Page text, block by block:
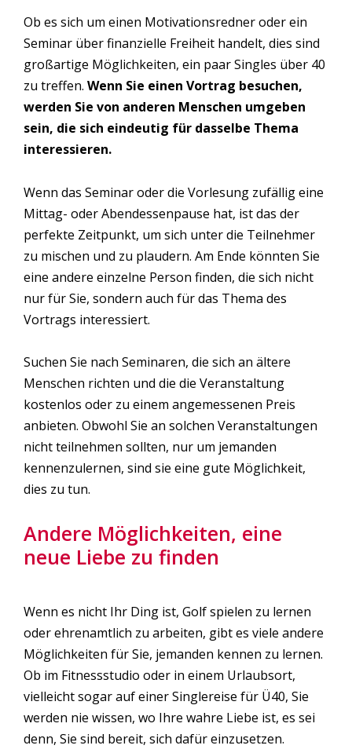
Ob es sich um einen Motivationsredner oder ein
Seminar über finanzielle Freiheit handelt, dies sind
großartige Möglichkeiten, ein paar Singles über 40
zu treffen. Wenn Sie einen Vortrag besuchen,
werden Sie von anderen Menschen umgeben
sein, die sich eindeutig für dasselbe Thema
interessieren.
Wenn das Seminar oder die Vorlesung zufällig eine
Mittag- oder Abendessenpause hat, ist das der
perfekte Zeitpunkt, um sich unter die Teilnehmer
zu mischen und zu plaudern. Am Ende könnten Sie
eine andere einzelne Person finden, die sich nicht
nur für Sie, sondern auch für das Thema des
Vortrags interessiert.
Suchen Sie nach Seminaren, die sich an ältere
Menschen richten und die die Veranstaltung
kostenlos oder zu einem angemessenen Preis
anbieten. Obwohl Sie an solchen Veranstaltungen
nicht teilnehmen sollten, nur um jemanden
kennenzulernen, sind sie eine gute Möglichkeit,
dies zu tun.
Andere Möglichkeiten, eine
neue Liebe zu finden
Wenn es nicht Ihr Ding ist, Golf spielen zu lernen
oder ehrenamtlich zu arbeiten, gibt es viele andere
Möglichkeiten für Sie, jemanden kennen zu lernen.
Ob im Fitnessstudio oder in einem Urlaubsort,
vielleicht sogar auf einer Singlereise für Ü40, Sie
werden nie wissen, wo Ihre wahre Liebe ist, es sei
denn, Sie sind bereit, sich dafür einzusetzen.